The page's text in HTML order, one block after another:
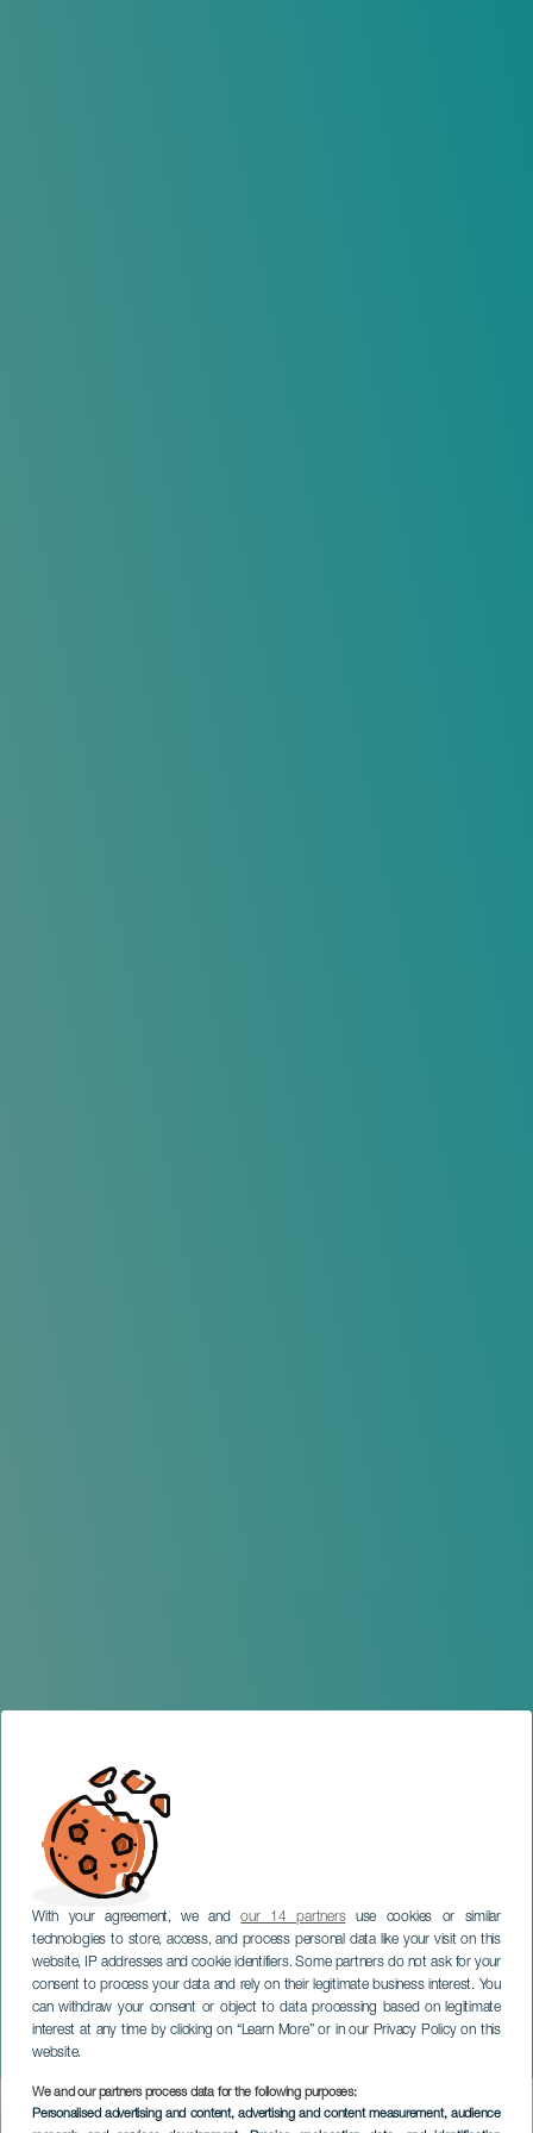
With your agreement, we andour 14 partnersuse cookies or similar
technologies to store, access, and process personal data like your visit on this
website, IP addresses and cookie identifiers. Some partners do not ask for your
consent to process your data and rely on their legitimate business interest. You
can withdraw your consent or object to data processing based on legitimate
interest at any time by clicking on “Learn More” or in our Privacy Policy on this
website.
We and our partners process data for the following purposes:
Personalised advertising and content, advertising and content measurement, audience
Festival San Ginés Joven
LANZAROTE
Imagen